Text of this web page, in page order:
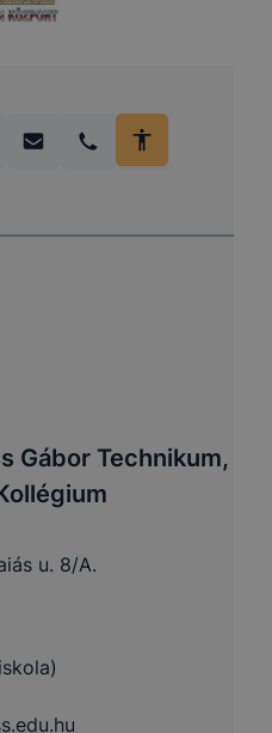
Gábor Technikum,
u. 8/A.